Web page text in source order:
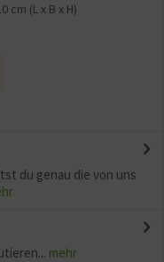
cm (L x B x H)
du genau die von uns
mehr